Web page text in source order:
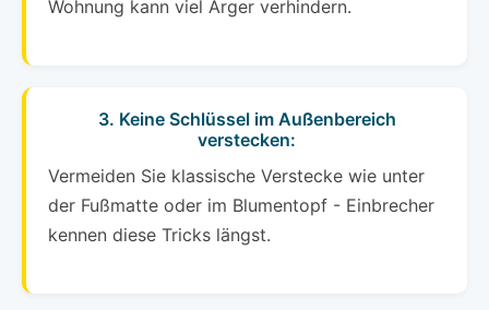
Wohnung kann viel Ärger verhindern.
3. Keine Schlüssel im Außenbereich
verstecken:
Vermeiden Sie klassische Verstecke wie unter
der Fußmatte oder im Blumentopf - Einbrecher
kennen diese Tricks längst.